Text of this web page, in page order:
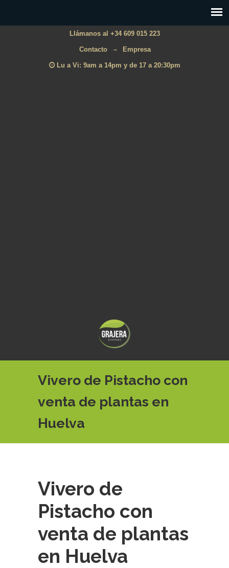
Llámanos al +34 609 015 223
Contacto – Empresa
Lu a Vi: 9am a 14pm y de 17 a 20:30pm
Vivero de Pistacho con
venta de plantas en
Huelva
Vivero de
Pistacho con
venta de plantas
en Huelva